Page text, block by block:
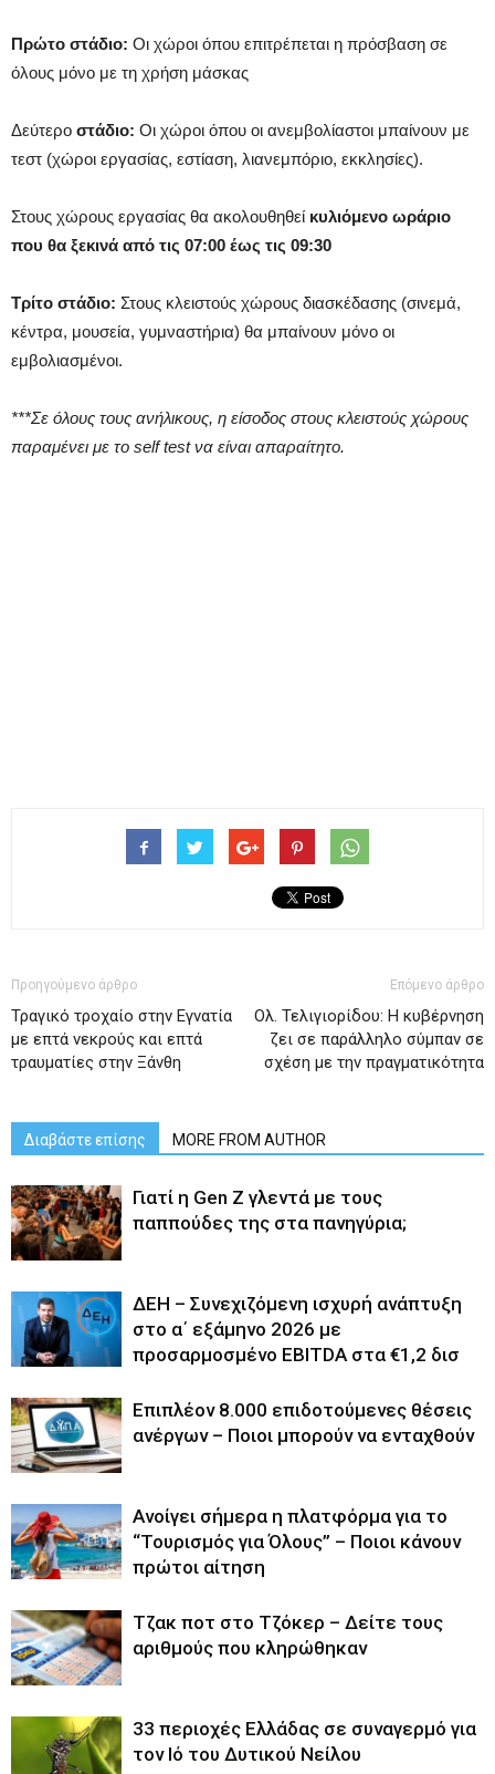
Πρώτο στάδιο: Οι χώροι όπου επιτρέπεται η πρόσβαση σε
όλους μόνο με τη χρήση μάσκας
Δεύτερο στάδιο: Οι χώροι όπου οι ανεμβολίαστοι μπαίνουν με
τεστ (χώροι εργασίας, εστίαση, λιανεμπόριο, εκκλησίες).
Στους χώρους εργασίας θα ακολουθηθεί κυλιόμενο ωράριο
που θα ξεκινά από τις 07:00 έως τις 09:30
Τρίτο στάδιο: Στους κλειστούς χώρους διασκέδασης (σινεμά,
κέντρα, μουσεία, γυμναστήρια) θα μπαίνουν μόνο οι
εμβολιασμένοι.
***Σε όλους τους ανήλικους, η είσοδος στους κλειστούς χώρους
παραμένει με το self test να είναι απαραίτητο.
Προηγούμενο άρθρο
Τραγικό τροχαίο στην Εγνατία
με επτά νεκρούς και επτά
τραυματίες στην Ξάνθη
Επόμενο άρθρο
Ολ. Τελιγιορίδου: Η κυβέρνηση
ζει σε παράλληλο σύμπαν σε
σχέση με την πραγματικότητα
Διαβάστε επίσης MORE FROM AUTHOR
Γιατί η Gen Z γλεντά με τους
παππούδες της στα πανηγύρια;
ΔΕΗ – Συνεχιζόμενη ισχυρή ανάπτυξη
στο α΄ εξάμηνο 2026 με
προσαρμοσμένο EBITDA στα €1,2 δισ
Επιπλέον 8.000 επιδοτούμενες θέσεις
ανέργων – Ποιοι μπορούν να ενταχθούν
Ανοίγει σήμερα η πλατφόρμα για το
“Τουρισμός για Όλους” – Ποιοι κάνουν
πρώτοι αίτηση
Tζακ ποτ στο Τζόκερ – Δείτε τους
αριθμούς που κληρώθηκαν
33 περιοχές Ελλάδας σε συναγερμό για
τον Ιό του Δυτικού Νείλου